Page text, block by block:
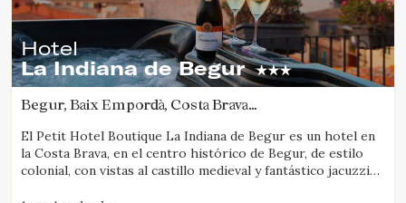
Hotel
La Indiana de Begur
Begur, Baix Empordà, Costa Brava
El Petit Hotel Boutique La Indiana de Begur es un hotel en
la Costa Brava, en el centro histórico de Begur, de estilo
colonial, con vistas al castillo medieval y fantástico jacuzzi